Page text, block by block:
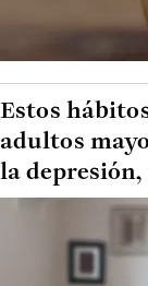
Estos
adultos
la